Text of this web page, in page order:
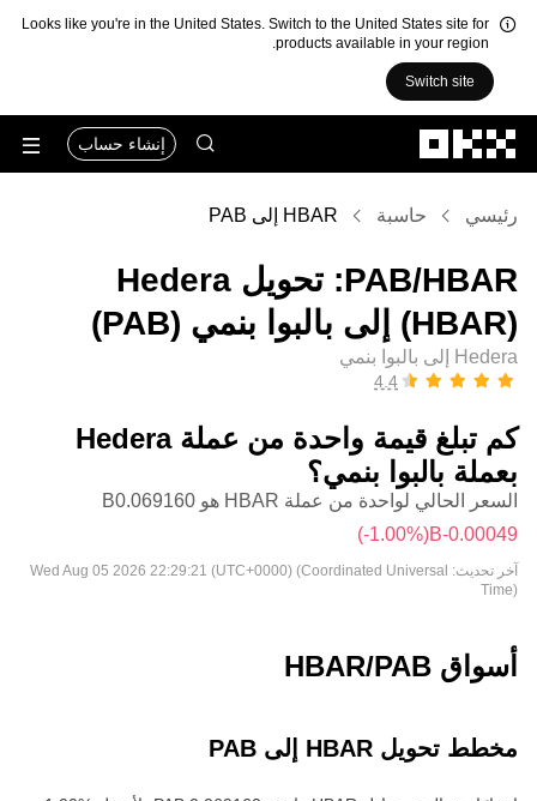
Looks like you're in the United States. Switch to the United States site for
products available in your region.
Switch site
إنشاء حساب
رئيسي حاسبة HBAR إلى PAB
‏HBAR/‏PAB: تحويل ‏Hedera
(‏HBAR) إلى ‏بالبوا بنمي (‏PAB)
Hedera إلى بالبوا بنمي
كم تبلغ قيمة واحدة من عملة ‏Hedera
بعملة ‏بالبوا بنمي؟
السعر الحالي لواحدة من عملة HBAR هو ‏‎‏‎0.069160‏‏B‏
(‏‎‎-1.00‎%‎‏)
آخر تحديث: Wed Aug 05 2026 22:29:21 (UTC+0000) (Coordinated Universal
Time)
أسواق HBAR/PAB
مخطط تحويل HBAR إلى PAB